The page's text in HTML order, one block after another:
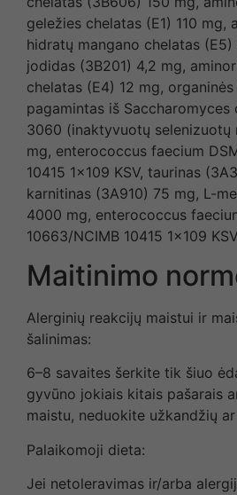
geležies chelatas (E1) 110 mg,
hidratų mangano chelatas
jodidas (3B201) 4,2 mg,
chelatas (E4) 12 mg,
pagamintas iš Saccharomyces
3060 (inaktyvuotų selenizuotų
mg, enterococcus faecium
10415 1×109 KSV, taurinas
karnitinas (3A910) 75 mg, L-
4000 mg, enterococcus
10663/NCIMB 10415 1×109
Maitinimo
Alerginių reakcijų maistui ir
šalinimas:
6–8 savaites šerkite tik šiuo
gyvūno jokiais kitais pašarais
maistu, neduokite užkandžių
Palaikomoji dieta:
Jei netoleravimas ir/arba